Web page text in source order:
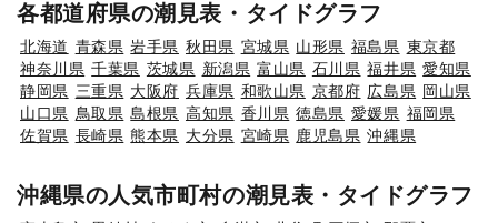
各都道府県の潮見表・タイドグラフ
北海道 青森県 岩手県 秋田県 宮城県 山形県 福島県 東京都
神奈川県 千葉県 茨城県 新潟県 富山県 石川県 福井県 愛知県
静岡県 三重県 大阪府 兵庫県 和歌山県 京都府 広島県 岡山県
山口県 鳥取県 島根県 高知県 香川県 徳島県 愛媛県 福岡県
佐賀県 長崎県 熊本県 大分県 宮崎県 鹿児島県 沖縄県
沖縄県の人気市町村の潮見表・タイドグラフ